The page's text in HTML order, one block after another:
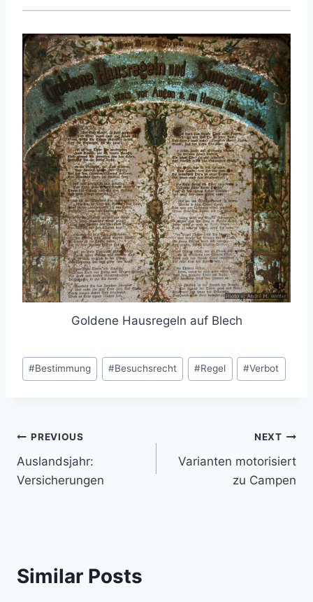
Goldene Hausregeln auf Blech
Post
Tags:
#Bestimmung #Besuchsrecht #Regel #Verbot
Post
navigation
PREVIOUS
Auslandsjahr:
Versicherungen
NEXT
Varianten motorisiert
zu Campen
Similar Posts